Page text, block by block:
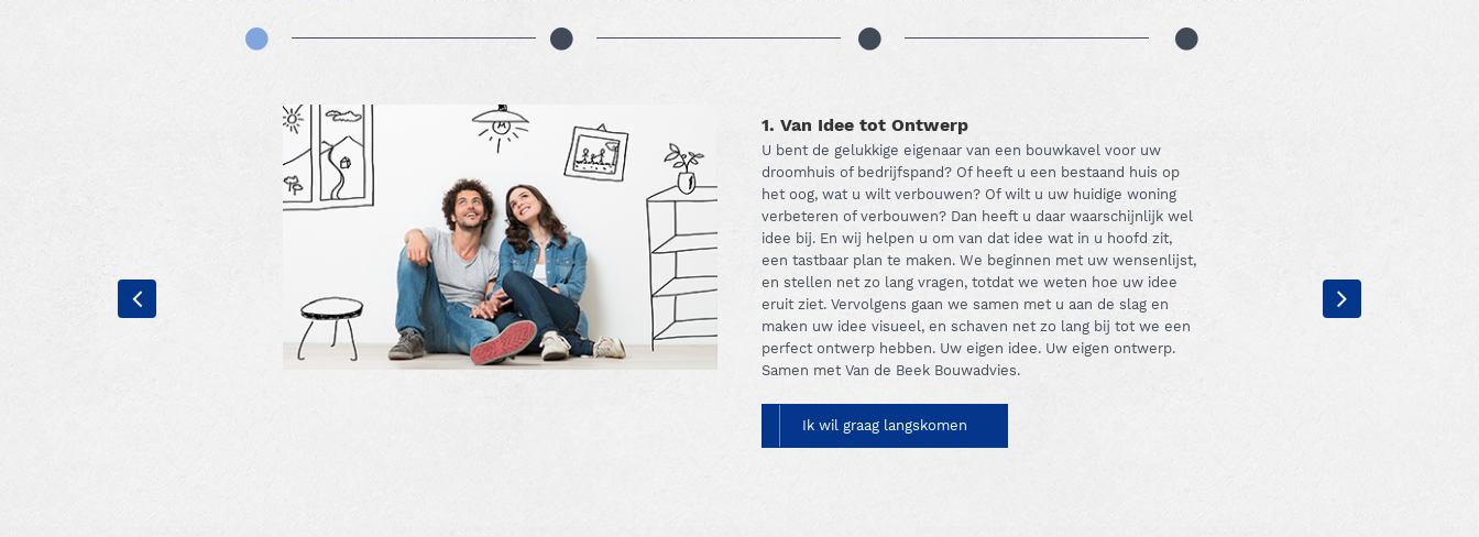
1. Van Idee tot Ontwerp
U bent de gelukkige eigenaar van een bouwkavel voor uw
droomhuis of bedrijfspand? Of heeft u een bestaand huis op
het oog, wat u wilt verbouwen? Of wilt u uw huidige woning
verbeteren of verbouwen? Dan heeft u daar waarschijnlijk wel
idee bij. En wij helpen u om van dat idee wat in u hoofd zit,
een tastbaar plan te maken. We beginnen met uw wensenlijst,
en stellen net zo lang vragen, totdat we weten hoe uw idee
eruit ziet. Vervolgens gaan we samen met u aan de slag en
maken uw idee visueel, en schaven net zo lang bij tot we een
perfect ontwerp hebben. Uw eigen idee. Uw eigen ontwerp.
Samen met Van de Beek Bouwadvies.
Ik wil graag langskomen